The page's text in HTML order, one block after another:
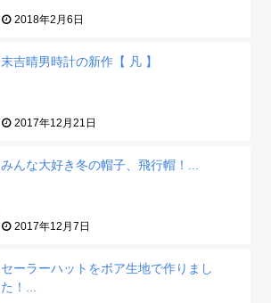
2018年2月6日
末吉晴男時計の新作【 凡 】
2017年12月21日
みんな大好き冬の帽子、飛行帽！...
2017年12月7日
セーラーハットをボア生地で作りまし
た！...